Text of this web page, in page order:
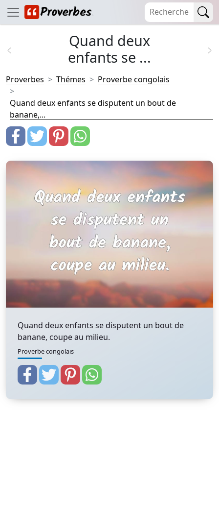
Quand deux
enfants se ...
Proverbes Thémes Proverbe congolais
Quand deux enfants se disputent un bout de
banane,...
Quand deux enfants se disputent un bout de
banane, coupe au milieu.
Proverbe congolais